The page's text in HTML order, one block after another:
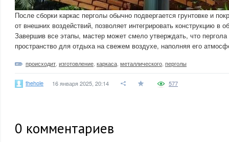
После сборки каркас перголы обычно подвергается грунтовке и
от внешних воздействий, позволяет интегрировать конструкцию
Завершив все этапы, мастер может смело утверждать, что пергола
пространство для отдыха на свежем воздухе, наполняя его
происходит изготовление каркаса металлического перголы
thehole 16 января 2025, 20:14 577
0 комментариев